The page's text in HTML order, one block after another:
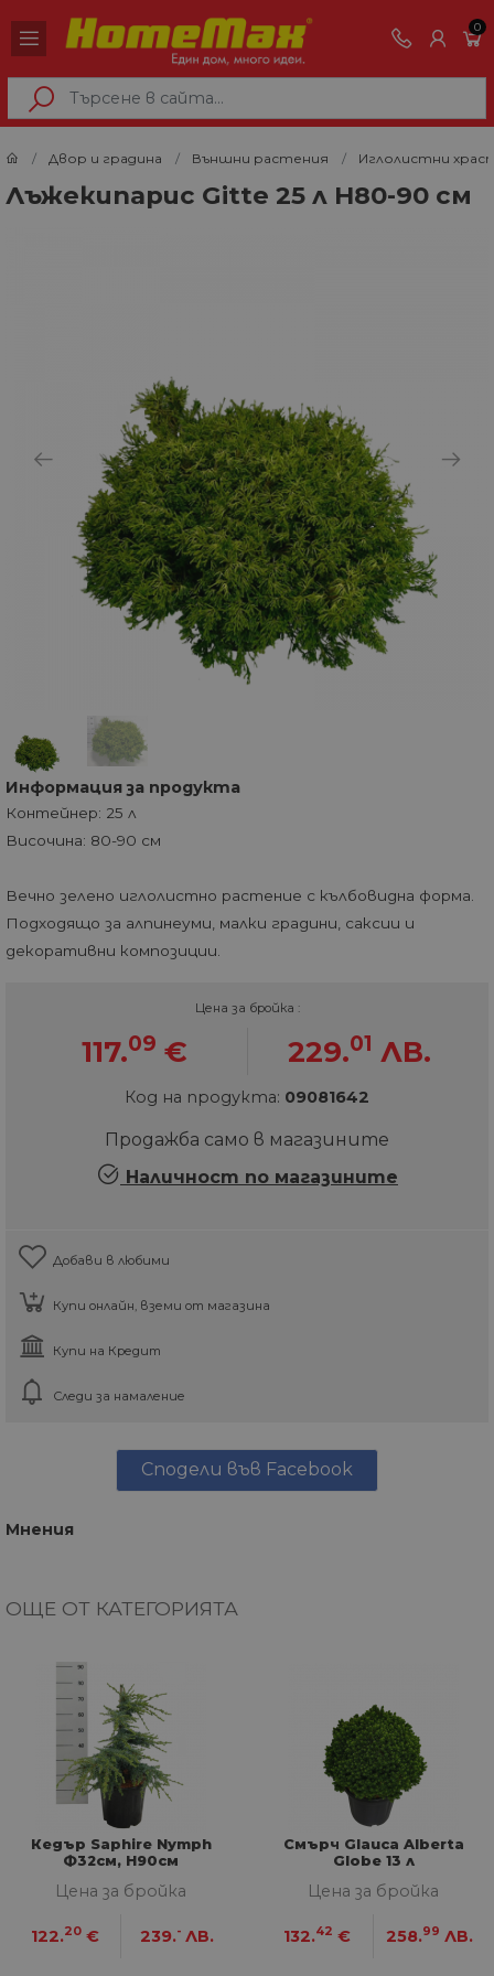
0
Двор и градина Външни растения Иглолистни
Лъжекипарис Gitte 25 л H80-90 см
Информация за продукта
Контейнер: 25 л
Височина: 80-90 см
Вечно зелено иглолистно растение с кълбовидна форма.
Подходящо за алпинеуми, малки градини, саксии и
декоративни композиции.
Цена за бройка :
117.09 € 229.01 ЛВ.
Код на продукта: 09081642
Продажба само в магазините
Наличност по магазините
Добави в любими
Купи онлайн, вземи от магазина
Купи на Кредит
Следи за намаление
Сподели във Facebook
Мнения
ОЩЕ ОТ КАТЕГОРИЯТА
Кедър Saphire Nymph
Ф32см, H90см
Цена за бройка
122.20 € 239.- ЛВ.
Смърч Glauca Alberta
Globe 13 л
Цена за бройка
132.42 € 258.99 ЛВ.